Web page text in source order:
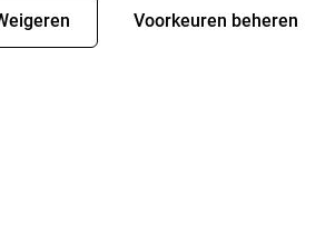
Voorkeuren beheren